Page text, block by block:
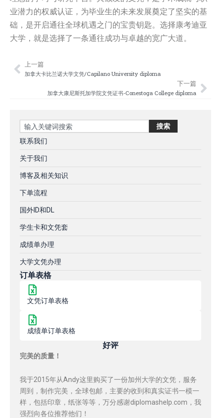
业潜力的权威认证，为毕业生的未来发展奠定了坚实的基
础，是开启通往全球机遇之门的宝贵钥匙。选择康考迪亚
大学，就是选择了一条通往成功与卓越的宽广大道。
Prev
上一篇
加拿大卡比兰诺大学文凭/Capilano University diploma
下一篇
加拿大康尼斯托加学院文凭证书-Conestoga College diploma
Search 搜索
联系我们
关于我们
博客及相关知识
下单流程
国外ID和DL
学生卡和文凭套
成绩单办理
大学文凭办理
订单表格
文凭订单表格
成绩单订单表格
好评
完美的质量！
我于2015年从Andy这里购买了一份加州大学的文凭，服务
周到，制作完美，全球包邮，主要的收到和真实证书一模一
样，包括印章，纸张等等，万分感谢diplomashelp.com，我
强烈向各位推荐他们！